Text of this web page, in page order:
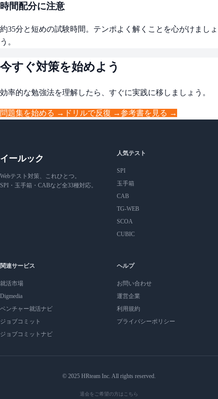
時間配分に注意
約35分と短めの試験時間。テンポよく解くことを心がけましょ
う。
今すぐ対策を始めよう
効率的な勉強法を理解したら、すぐに実践に移しましょう。
問題集を始める → ドリルで反復 →参考書を見る →
イールック
Webテスト対策、これひとつ。
SPI・玉手箱・CABなど全33種対応。
人気テスト
SPI
玉手箱
CAB
TG-WEB
SCOA
CUBIC
関連サービス
就活市場
Digmedia
ベンチャー就活ナビ
ジョブコミット
ジョブコミットナビ
ヘルプ
お問い合わせ
運営企業
利用規約
プライバシーポリシー
© 2025 HRteam Inc. All rights reserved.
退会をご希望の方はこちら